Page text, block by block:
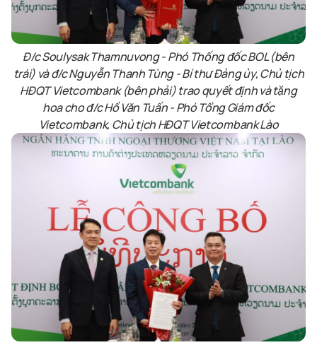
Đ/c Soulysak Thamnuvong - Phó Thống đốc BOL (bên
trái) và đ/c Nguyễn Thanh Tùng - Bí thư Đảng ủy, Chủ tịch
HĐQT Vietcombank (bên phải) trao quyết định và tặng
hoa cho đ/c Hồ Văn Tuấn - Phó Tổng Giám đốc
Vietcombank, Chủ tịch HĐQT Vietcombank Lào